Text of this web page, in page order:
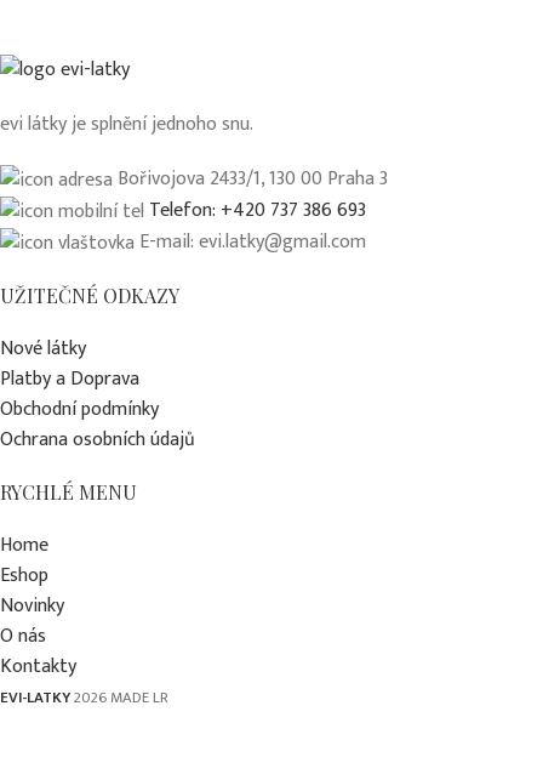
evi látky je splnění jednoho snu.
Bořivojova 2433/1, 130 00 Praha 3
Telefon: +420 737 386 693
E-mail: evi.latky@gmail.com
UŽITEČNÉ ODKAZY
Nové látky
Platby a Doprava
Obchodní podmínky
Ochrana osobních údajů
RYCHLÉ MENU
Home
Eshop
Novinky
O nás
Kontakty
EVI-LATKY2026 MADE LR